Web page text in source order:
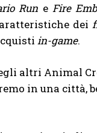
Run e Fire
dei
in-game.
altri Animal
in una città,